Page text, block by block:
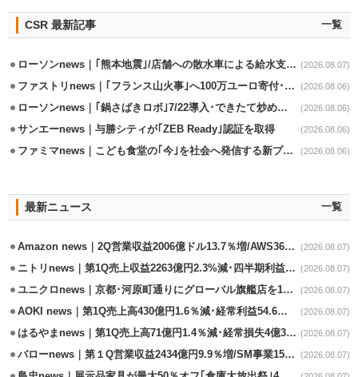
CSR 最新記事 一覧
ローソンnews｜｢熊本地震｣/店舗への散水車による給水支援を開始 (2026.08.07)
ファストリnews｜｢フランス山火事｣へ100万ユーロ寄付･衣料5万点も提供 (2026.08.06)
ローソンnews｜｢鍋さばきロボ｣7/22導入･できたて炒めメニューを提供 (2026.08.06)
サンエーnews｜与勝シティが｢ZEB Ready｣認証を取得 (2026.08.06)
ファミマnews｜こども食堂の｢今｣を社会へ発信する新プロジェクト始動 (2026.08.06)
最新ニュース 一覧
Amazon news｜2Q営業収益2006億ドル13.7％増/AWS36.8％％増が貢献 (2026.08.07)
ニトリnews｜第1Q売上収益2263億円2.3%減･四半期利益1.4％減 (2026.08.07)
ユニクロnews｜京都･河原町通りにグローバル旗艦店を11/6開設 (2026.08.07)
AOKI news｜第1Q売上高430億円1.6％減･経常利益54.6％減 (2026.08.07)
はるやまnews｜第1Q売上高71億円1.4％減･経常損失4億3800万円 (2026.08.07)
バローnews｜第１Q営業収益2434億円9.9％増/SM事業15.5％増と絶好調 (2026.08.07)